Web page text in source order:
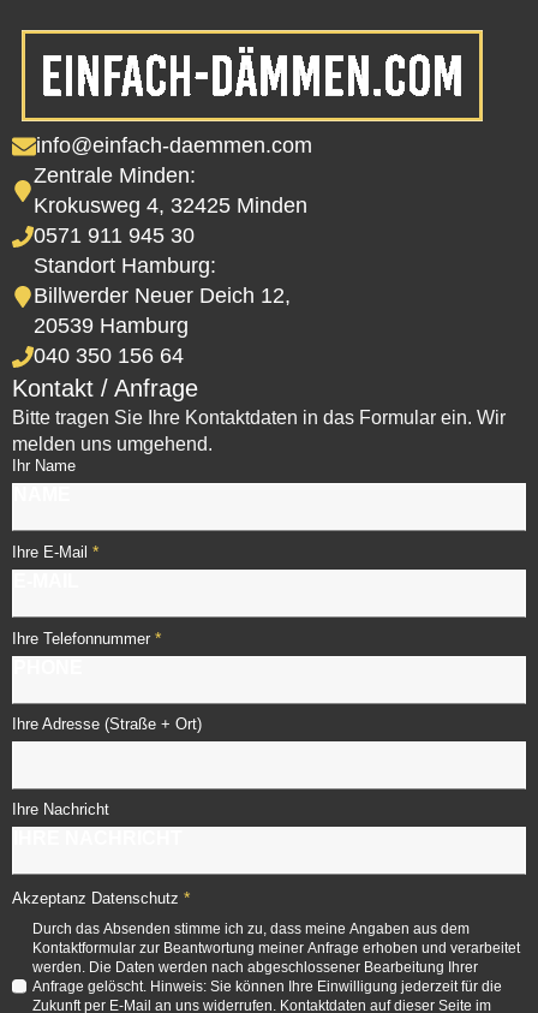
info@einfach-daemmen.com
Zentrale Minden:
Krokusweg 4, 32425 Minden
0571 911 945 30
Standort Hamburg:
Billwerder Neuer Deich 12,
20539 Hamburg
040 350 156 64
Kontakt / Anfrage
Bitte tragen Sie Ihre Kontaktdaten in das Formular ein. Wir
melden uns umgehend.
Ihr Name
Ihre E-Mail *
Ihre Telefonnummer *
Ihre Adresse (Straße + Ort)
Ihre Nachricht
Akzeptanz Datenschutz *
Durch das Absenden stimme ich zu, dass meine Angaben aus dem
Kontaktformular zur Beantwortung meiner Anfrage erhoben und verarbeitet
werden. Die Daten werden nach abgeschlossener Bearbeitung Ihrer
Anfrage gelöscht. Hinweis: Sie können Ihre Einwilligung jederzeit für die
Zukunft per E-Mail an uns widerrufen. Kontaktdaten auf dieser Seite im